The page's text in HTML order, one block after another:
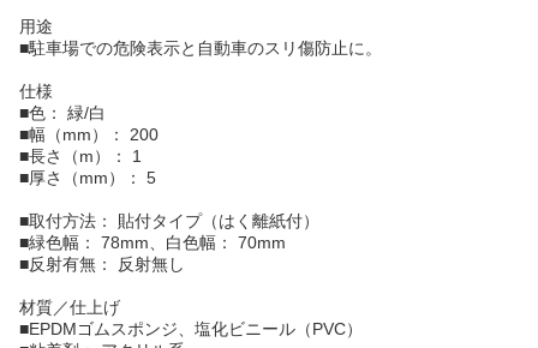
用途
■駐車場での危険表示と自動車のスリ傷防止に。
仕様
■色： 緑/白
■幅（mm）： 200
■長さ（m）： 1
■厚さ（mm）： 5
■取付方法： 貼付タイプ（はく離紙付）
■緑色幅： 78mm、白色幅： 70mm
■反射有無： 反射無し
材質／仕上げ
■EPDMゴムスポンジ、塩化ビニール（PVC）